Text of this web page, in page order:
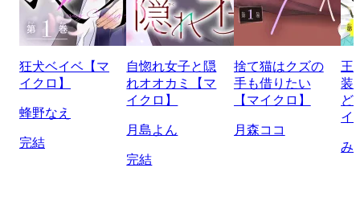
狂犬ベイベ【マ
イクロ】
蜂野なえ
完結
自惚れ女子と隠
れオオカミ【マ
イクロ】
月島よん
完結
捨て猫はクズの
手も借りたい
【マイクロ】
月森ココ
王
装
ど
イ
み